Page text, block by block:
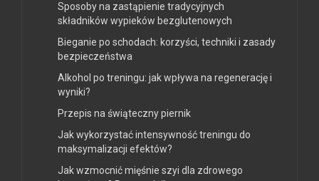
Sposoby na zastąpienie tradycyjnych
składników wypieków bezglutenowych
Bieganie po schodach: korzyści, techniki i zasady
bezpieczeństwa
Alkohol po treningu: jak wpływa na regenerację i
wyniki?
Przepis na świąteczny piernik
Jak wykorzystać intensywność treningu do
maksymalizacji efektów?
Jak wzmocnić mięśnie szyi dla zdrowego